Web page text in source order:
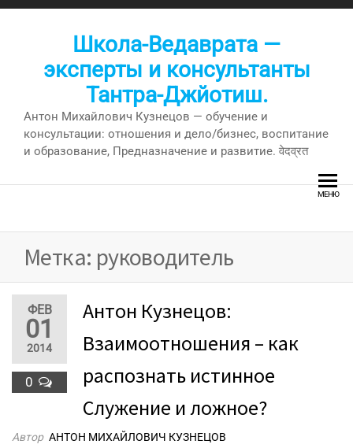
Перейти
Школа-Ведаврата —
эксперты и консультанты
Тантра-Джйотиш.
Антон Михайлович Кузнецов — обучение и
консультации: отношения и дело/бизнес, воспитание
и образование, Предназначение и развитие. वेदव्रत
МЕНЮ
Метка: руководитель
ФЕВ
01
2014
0
Антон Кузнецов:
Взаимоотношения – как
распознать истинное
Служение и ложное?
Автор АНТОН МИХАЙЛОВИЧ КУЗНЕЦОВ